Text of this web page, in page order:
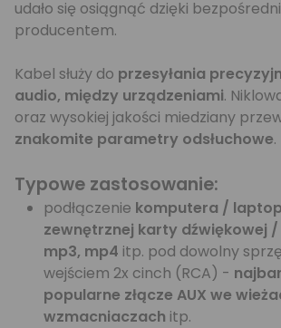
udało się osiągnąć dzięki
producentem.
Kabel służy do przesyłania
audio, między urządzeniami.
oraz wysokiej jakości miedziany
znakomite parametry odsłuchowe.
Typowe zastosowanie:
podłączenie komputera /
zewnętrznej karty dźwiękowej
mp3, mp4 itp. pod dowolny
wejściem 2x cinch (RCA) -
popularne złącze AUX we
wzmacniaczach itp.